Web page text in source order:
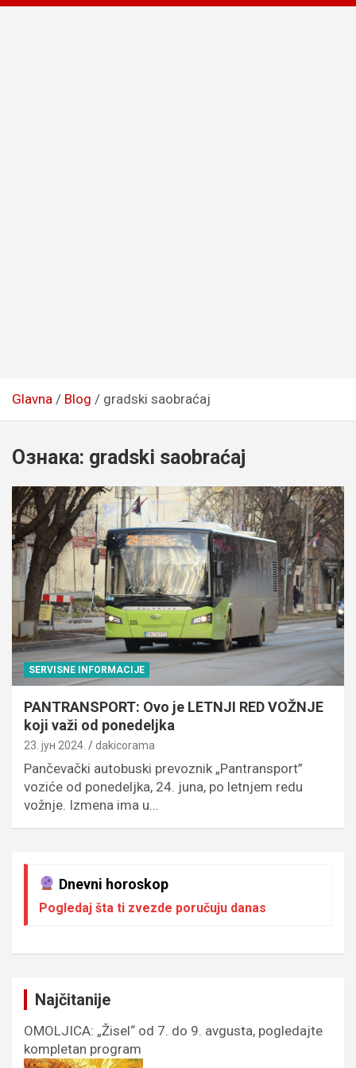
Glavna Blog gradski saobraćaj
Ознака: gradski saobraćaj
SERVISNE INFORMACIJE
PANTRANSPORT: Ovo je LETNJI RED VOŽNJE
koji važi od ponedeljka
23. јун 2024. dakicorama
Pančevački autobuski prevoznik „Pantransport”
voziće od ponedeljka, 24. juna, po letnjem redu
vožnje. Izmena ima u…
Dnevni horoskop
Pogledaj šta ti zvezde poručuju danas
Najčitanije
OMOLJICA: „Žisel“ od 7. do 9. avgusta, pogledajte
kompletan program